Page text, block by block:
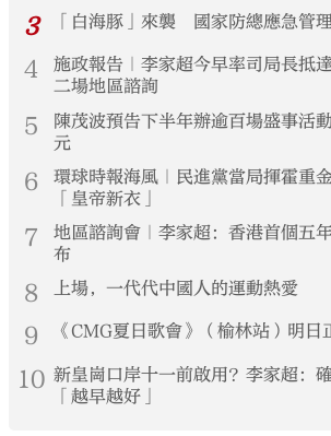
3 「白海豚」來襲 國家防總應急管
4
施政報告｜李家超今早率司局長抵
二場地區諮詢
5
陳茂波預告下半年辦逾百場盛事
元
6
環球時報海風｜民進黨當局揮霍重
「皇帝新衣」
7
地區諮詢會｜李家超：香港首個五
布
8 上場，一代代中國人的運動熱愛
9 《CMG夏日歌會》（榆林站）明日
10 新皇崗口岸十一前啟用？李家超：
「越早越好」